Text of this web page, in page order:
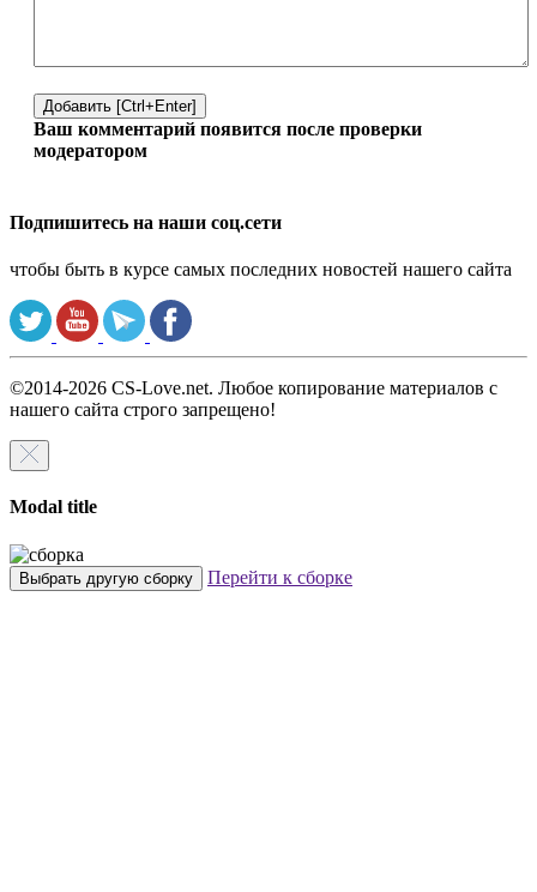
Добавить [Ctrl+Enter]
Ваш комментарий появится после проверки
модератором
Подпишитесь на наши соц.сети
чтобы быть в курсе самых последних новостей нашего сайта
©2014-2026 CS-Love.net. Любое копирование материалов с
нашего сайта строго запрещено!
Modal title
Выбрать другую сборку Перейти к сборке